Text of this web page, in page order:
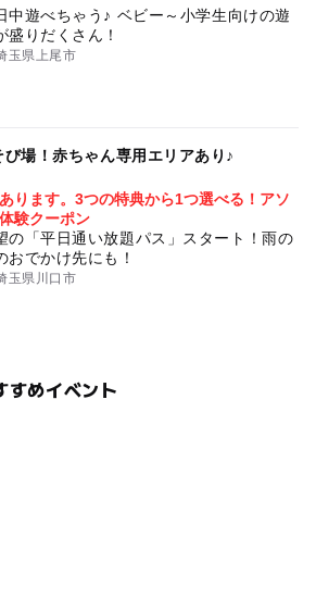
中遊べちゃう♪ ベビー～小学生向けの遊
盛りだくさん！
玉県上尾市
場！赤ちゃん専用エリアあり♪
ります。3つの特典から1つ選べる！アソ
験クーポン
の「平日通い放題パス」スタート！雨の
おでかけ先にも！
玉県川口市
すめイベント